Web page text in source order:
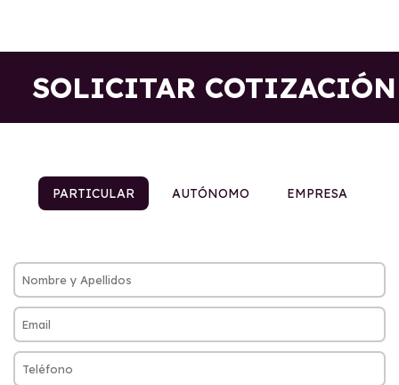
SOLICITAR COTIZACIÓN
PARTICULAR AUTÓNOMO EMPRESA